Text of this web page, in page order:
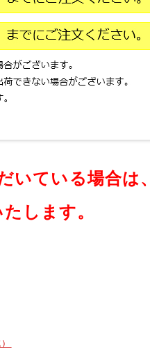
いている場合は、
します。